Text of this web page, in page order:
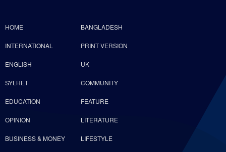
HOME BANGLADESH
INTERNATIONAL PRINT VERSION
ENGLISH UK
SYLHET COMMUNITY
EDUCATION FEATURE
OPINION LITERATURE
BUSINESS & MONEY LIFESTYLE